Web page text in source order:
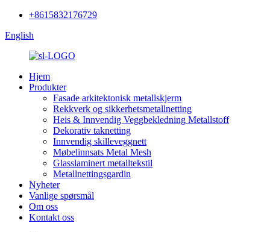
+8615832176729
English
Hjem
Produkter
Fasade arkitektonisk metallskjerm
Rekkverk og sikkerhetsmetallnetting
Heis & Innvendig Veggbekledning Metallstoff
Dekorativ taknetting
Innvendig skilleveggnett
Møbelinnsats Metal Mesh
Glasslaminert metalltekstil
Metallnettingsgardin
Nyheter
Vanlige spørsmål
Om oss
Kontakt oss